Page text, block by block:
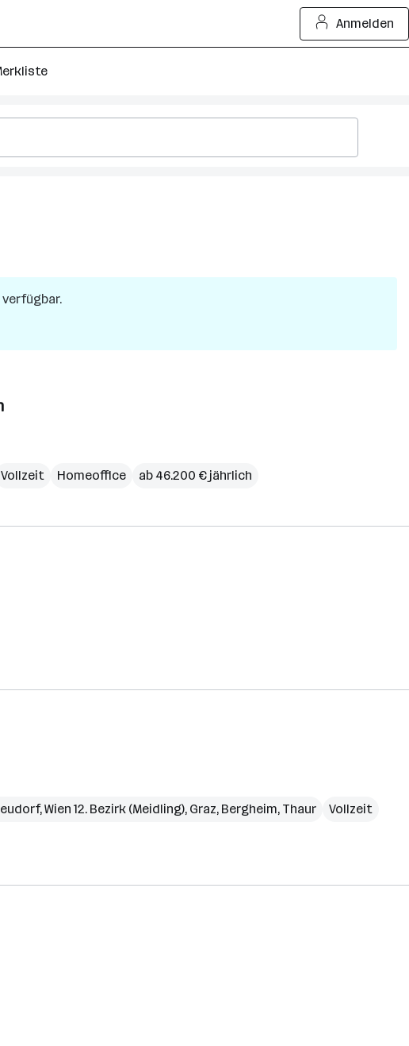
Anmelden
Vollzeit Homeoffice ab 46.200 € jährlich
,Wien 12. Bezirk (Meidling), Graz, Bergheim, Thaur
Vollzeit